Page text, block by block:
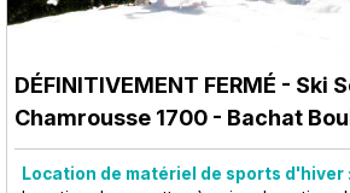
DÉFINITIVEMENT FERMÉ - Ski
Chamrousse 1700 - Bachat
Location de matériel de sports d'hiver :